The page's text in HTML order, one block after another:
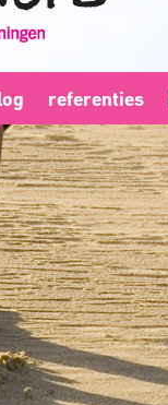
referenties